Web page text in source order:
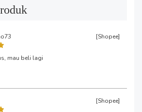
[Shopee]
mau beli lagi
[Shopee]